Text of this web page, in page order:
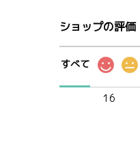
ショップの評価
すべて
16